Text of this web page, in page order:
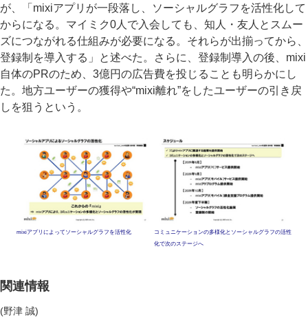
が、「mixiアプリが一段落し、ソーシャルグラフを活性化して
からになる。マイミク0人で入会しても、知人・友人とスムー
ズにつながれる仕組みが必要になる。それらが出揃ってから、
登録制を導入する」と述べた。さらに、登録制導入の後、mixi
自体のPRのため、3億円の広告費を投じることも明らかにし
た。地方ユーザーの獲得や“mixi離れ”をしたユーザーの引き戻
しを狙うという。
mixiアプリによってソーシャルグラフを活性化
コミュニケーションの多様化とソーシャルグラフの活性
化で次のステージへ
関連情報
(野津 誠)